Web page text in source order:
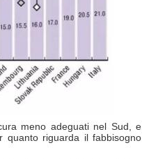
meno adeguati nel Sud, e
riguarda il fabbisogno